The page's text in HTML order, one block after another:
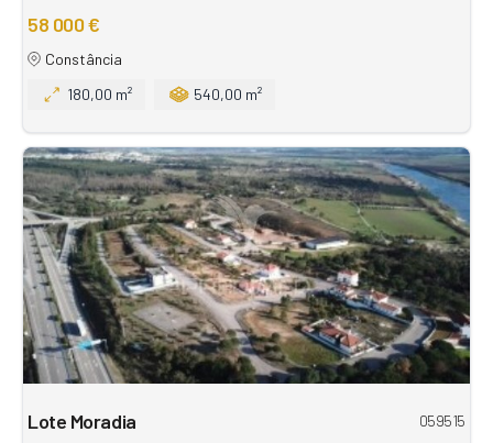
58 000 €
Constância
180,00 m²
540,00 m²
Lote Moradia 059515